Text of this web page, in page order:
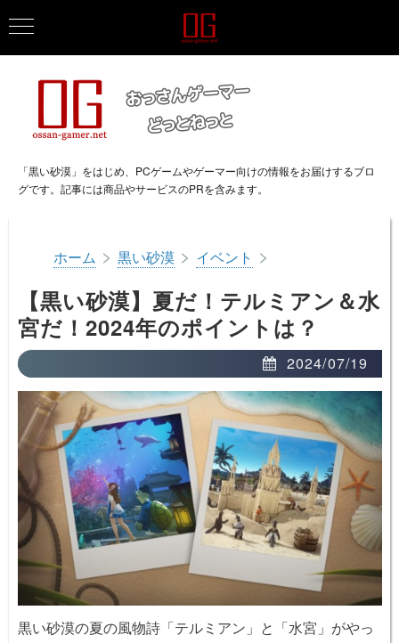
「黒い砂漠」をはじめ、PCゲームやゲーマー向けの情報をお届けするブロ
グです。記事には商品やサービスのPRを含みます。
ホーム > 黒い砂漠 > イベント >
【黒い砂漠】夏だ！テルミアン＆水
宮だ！2024年のポイントは？
2024/07/19
黒い砂漠の夏の風物詩「テルミアン」と「水宮」がやっ